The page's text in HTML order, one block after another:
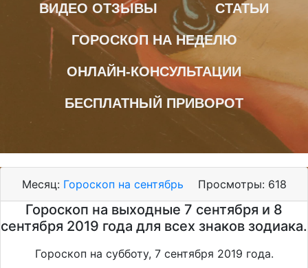
ВИДЕО ОТЗЫВЫ СТАТЬИ
ГОРОСКОП НА НЕДЕЛЮ
ОНЛАЙН-КОНСУЛЬТАЦИИ
БЕСПЛАТНЫЙ ПРИВОРОТ
Месяц: Гороскоп на сентябрь Просмотры: 618
Гороскоп на выходные 7 сентября и 8
сентября 2019 года для всех знаков зодиака.
Гороскоп на субботу, 7 сентября 2019 года.